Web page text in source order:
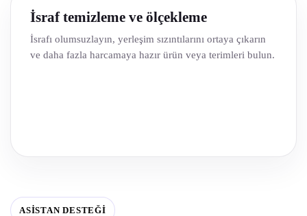
İsraf temizleme ve ölçekleme
İsrafı olumsuzlayın, yerleşim sızıntılarını ortaya çıkarın
ve daha fazla harcamaya hazır ürün veya terimleri bulun.
ASISTAN DESTEĞI